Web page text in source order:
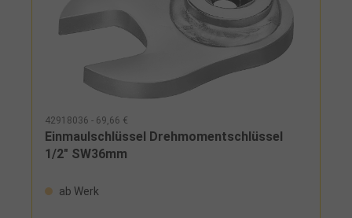
42918036 - 69,66 €
Einmaulschlüssel Drehmomentschlüssel
1/2" SW36mm
ab Werk